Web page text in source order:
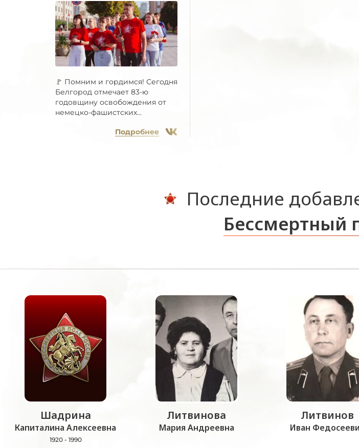
🚩 Помним и гордимся! Сегодня
Белгород отмечает 83-ю
годовщину освобождения от
немецко-фашистских...
Подробнее
Последние
Бессмертный
Шадрина
Капиталина Алексеевна
1920 - 1990
Литвинова
Мария Андреевна
Литвинов
Иван